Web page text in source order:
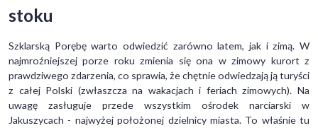
stoku
Szklarską Porębę warto odwiedzić zarówno latem, jak i zimą. W
najmroźniejszej porze roku zmienia się ona w zimowy kurort z
prawdziwego zdarzenia, co sprawia, że chętnie odwiedzają ją turyści
z całej Polski (zwłaszcza na wakacjach i feriach zimowych). Na
uwagę zasługuje przede wszystkim ośrodek narciarski w
Jakuszycach - najwyżej położonej dzielnicy miasta. To właśnie tu